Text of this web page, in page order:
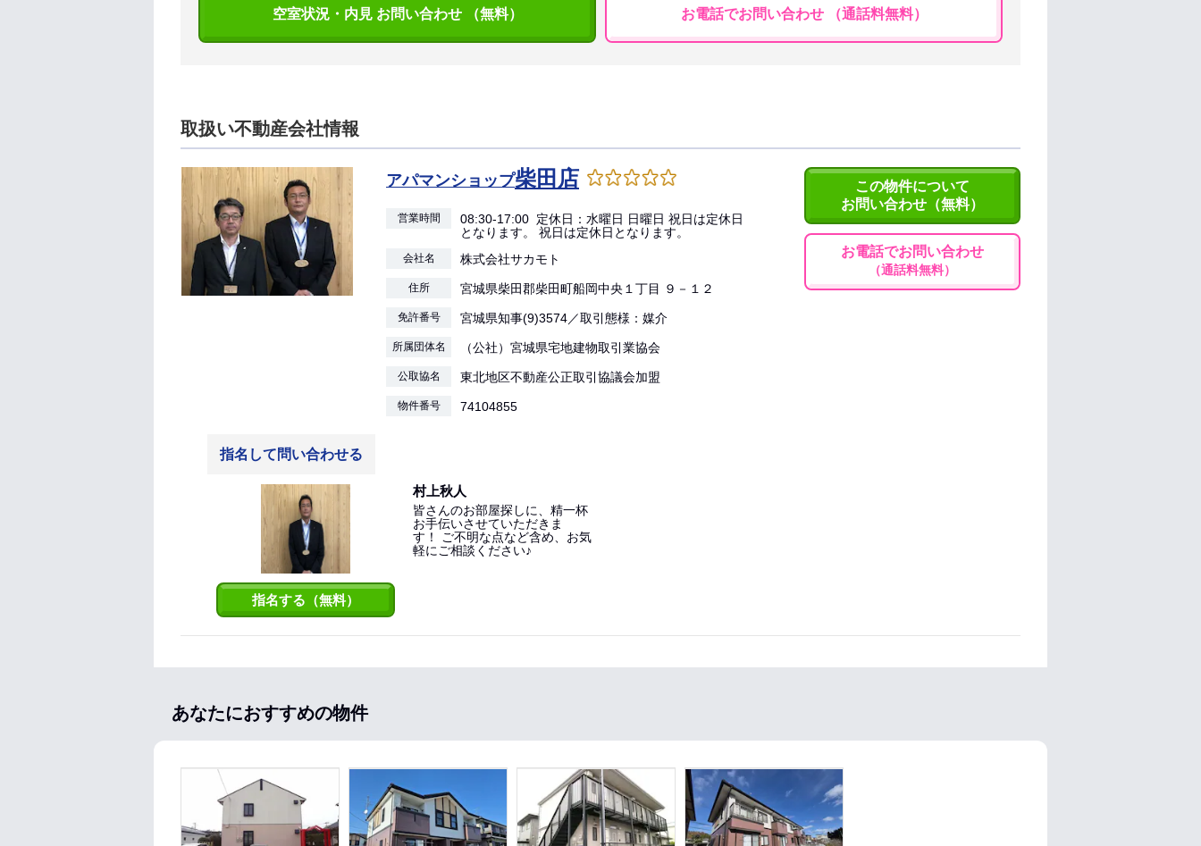
空室状況・内見 お問い合わせ （無料） お電話でお問い合わせ （通話料無料）
取扱い不動産会社情報
アパマンショップ柴田店
営業時間
08:30-17:00 定休日：水曜日 日曜日 祝日は定休日
となります。 祝日は定休日となります。
会社名 株式会社サカモト
住所 宮城県柴田郡柴田町船岡中央１丁目 ９－１２
免許番号 宮城県知事(9)3574／取引態様：媒介
所属団体名 （公社）宮城県宅地建物取引業協会
公取協名 東北地区不動産公正取引協議会加盟
物件番号 74104855
この物件について
お問い合わせ（無料）
お電話でお問い合わせ
（通話料無料）
指名して問い合わせる
指名する（無料）
村上秋人
皆さんのお部屋探しに、精一杯
お手伝いさせていただきま
す！ ご不明な点など含め、お気
軽にご相談ください♪
あなたにおすすめの物件